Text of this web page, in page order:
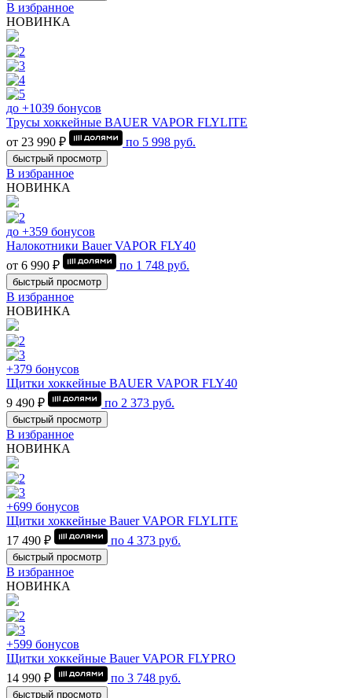
В избранное
НОВИНКА
до +1039 бонусов
Трусы хоккейные BAUER VAPOR FLYLITE
от 23 990 ₽
по 5 998 руб.
быстрый просмотр
В избранное
НОВИНКА
до +359 бонусов
Налокотники Bauer VAPOR FLY40
от 6 990 ₽
по 1 748 руб.
быстрый просмотр
В избранное
НОВИНКА
+379 бонусов
Щитки хоккейные BAUER VAPOR FLY40
9 490 ₽
по 2 373 руб.
быстрый просмотр
В избранное
НОВИНКА
+699 бонусов
Щитки хоккейные Bauer VAPOR FLYLITE
17 490 ₽
по 4 373 руб.
быстрый просмотр
В избранное
НОВИНКА
+599 бонусов
Щитки хоккейные Bauer VAPOR FLYPRO
14 990 ₽
по 3 748 руб.
быстрый просмотр